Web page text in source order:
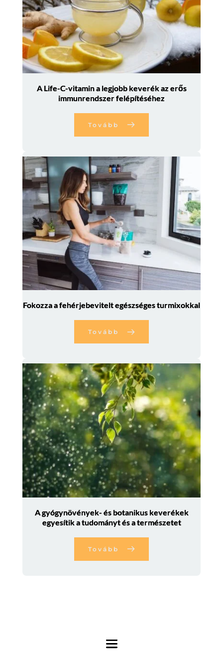
A Life-C-vitamin a legjobb keverék az erős
immunrendszer felépítéséhez
Tovább
Fokozza a fehérjebevitelt egészséges turmixokkal
Tovább
A gyógynövények- és botanikus keverékek
egyesítik a tudományt és a természetet
Tovább